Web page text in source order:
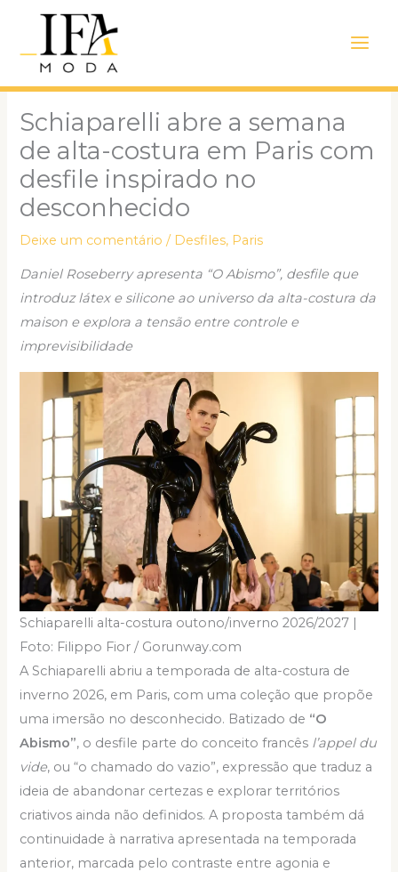
conteúdo
Menu
Schiaparelli abre a semana
de alta-costura em Paris com
desfile inspirado no
desconhecido
Deixe um comentário / Desfiles, Paris
Daniel Roseberry apresenta “O Abismo”, desfile que
introduz látex e silicone ao universo da alta-costura da
maison e explora a tensão entre controle e
imprevisibilidade
Schiaparelli alta-costura outono/inverno 2026/2027 |
Foto: Filippo Fior / Gorunway.com
A Schiaparelli abriu a temporada de alta-costura de
inverno 2026, em Paris, com uma coleção que propõe
uma imersão no desconhecido. Batizado de “O
Abismo”, o desfile parte do conceito francês l’appel du
vide, ou “o chamado do vazio”, expressão que traduz a
ideia de abandonar certezas e explorar territórios
criativos ainda não definidos. A proposta também dá
continuidade à narrativa apresentada na temporada
anterior, marcada pelo contraste entre agonia e